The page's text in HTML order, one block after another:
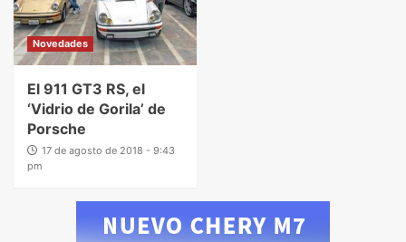
Novedades
El 911 GT3 RS, el
‘Vidrio de Gorila’ de
Porsche
17 de agosto de 2018 - 9:43
pm